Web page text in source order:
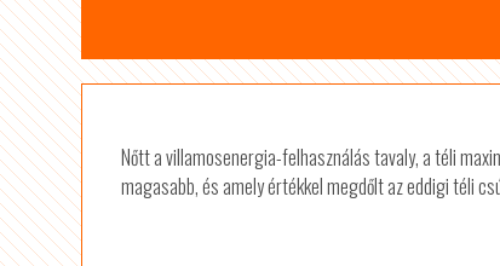
Nőtt a villamosenergia-felhasználás tavaly, a téli
magasabb, és amely értékkel megdőlt az eddigi téli